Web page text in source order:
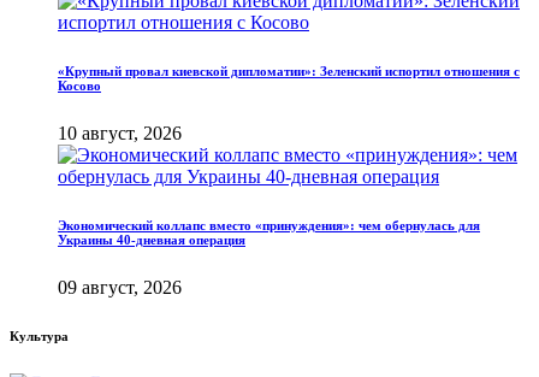
«Крупный провал киевской дипломатии»: Зеленский испортил отношения с
Косово
10 август, 2026
Экономический коллапс вместо «принуждения»: чем обернулась для
Украины 40-дневная операция
09 август, 2026
Культура